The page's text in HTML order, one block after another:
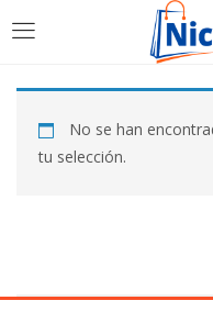
INICIAR
Introduzca su nombre de
sesión.
No se han
tu selección.